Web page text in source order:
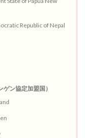
Republic of Nepal
ン協定加盟国）